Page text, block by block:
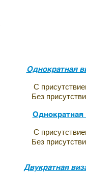
Однократная
С
Без
Однократная
С
Без
Двукратная